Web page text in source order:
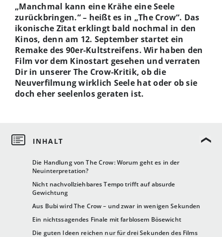
Die Handlung von The Crow: Worum geht es in der
Neuinterpretation?
Nicht nachvollziehbares Tempo trifft auf absurde
Gewichtung
Aus Bubi wird The Crow – und zwar in wenigen Sekunden
Ein nichtssagendes Finale mit farblosem Bösewicht
Die guten Ideen reichen nur für drei Sekunden des Films
„Manchmal kann eine Krähe eine Seele
zurückbringen.“ – heißt es in „The Crow“. Das
ikonische Zitat erklingt bald nochmal in den
Kinos, denn am 12. September startet ein
Remake des 90er-Kultstreifens. Wir haben den
Film vor dem Kinostart gesehen und verraten
Dir in unserer The Crow-Kritik, ob die
Neuverfilmung wirklich Seele hat oder ob sie
doch eher seelenlos geraten ist.